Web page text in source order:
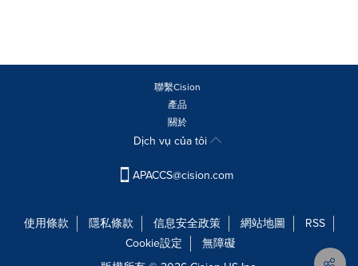
聯繫Cision
產品
關於
Dịch vụ của tôi
APACCS@cision.com
使用條款 隱私條款 信息安全政策 網站地圖
RSS
Cookie設定
無障礙